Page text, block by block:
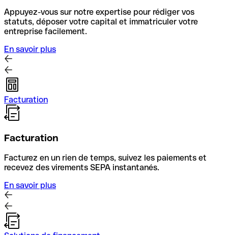
Appuyez-vous sur notre expertise pour rédiger vos
statuts, déposer votre capital et immatriculer votre
entreprise facilement.
En savoir plus
Facturation
Facturation
Facturez en un rien de temps, suivez les paiements et
recevez des virements SEPA instantanés.
En savoir plus